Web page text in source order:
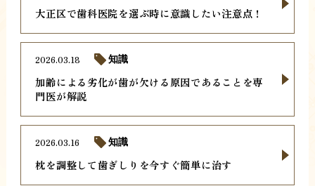
大正区で歯科医院を選ぶ時に意識したい注意点！
加齢による劣化が歯が欠ける原因であることを専
門医が解説
2026.03.18 知識
枕を調整して歯ぎしりを今すぐ簡単に治す
2026.03.16 知識